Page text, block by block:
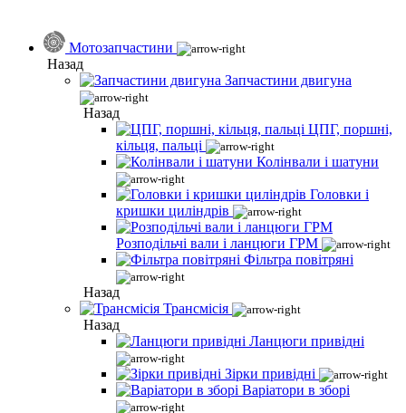
Мотозапчастини
Назад
Запчастини двигуна
Назад
ЦПГ, поршні,
кільця, пальці
Колінвали і шатуни
Головки і
кришки циліндрів
Розподільчі вали і ланцюги ГРМ
Фільтра повітряні
Назад
Трансмісія
Назад
Ланцюги привідні
Зірки привідні
Варіатори в зборі